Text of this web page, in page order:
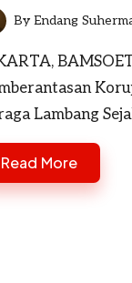
ByEndang
Lambang
Read More